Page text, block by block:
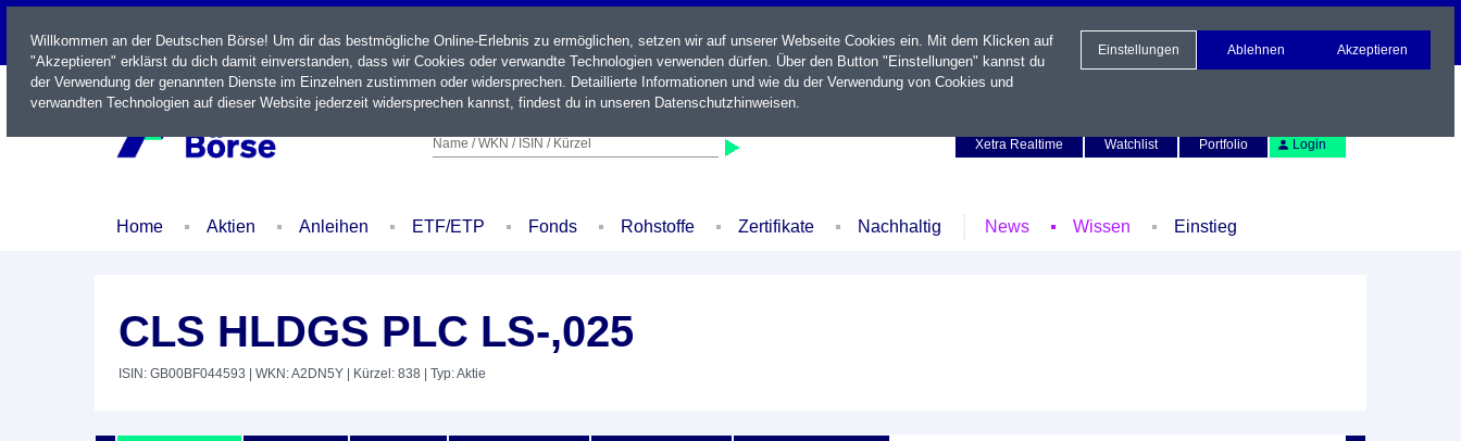
LIVE
Name / WKN / ISIN / Kürzel
Xetra Realtime
Watchlist Portfolio Login
Home Aktien Anleihen ETF/ETP Fonds Rohstoffe Zertifikate Nachhaltig News Wissen Einstieg
CLS HLDGS PLC LS-,025
ISIN: GB00BF044593 | WKN: A2DN5Y | Kürzel: 838 | Typ: Aktie
Willkommen an der Deutschen Börse! Um dir das bestmögliche Online-Erlebnis zu ermöglichen, setzen wir auf unserer Webseite Cookies ein. Mit dem Klicken auf
"Akzeptieren" erklärst du dich damit einverstanden, dass wir Cookies oder verwandte Technologien verwenden dürfen. Über den Button "Einstellungen" kannst du
der Verwendung der genannten Dienste im Einzelnen zustimmen oder widersprechen. Detaillierte Informationen und wie du der Verwendung von Cookies und
verwandten Technologien auf dieser Website jederzeit widersprechen kannst, findest du in unseren Datenschutzhinweisen.
Einstellungen Ablehnen Akzeptieren